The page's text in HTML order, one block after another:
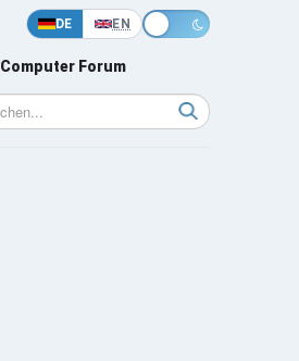
DE EN
Computer Forum